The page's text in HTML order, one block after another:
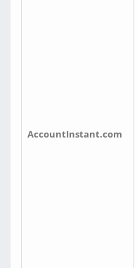
AccountInstant.com